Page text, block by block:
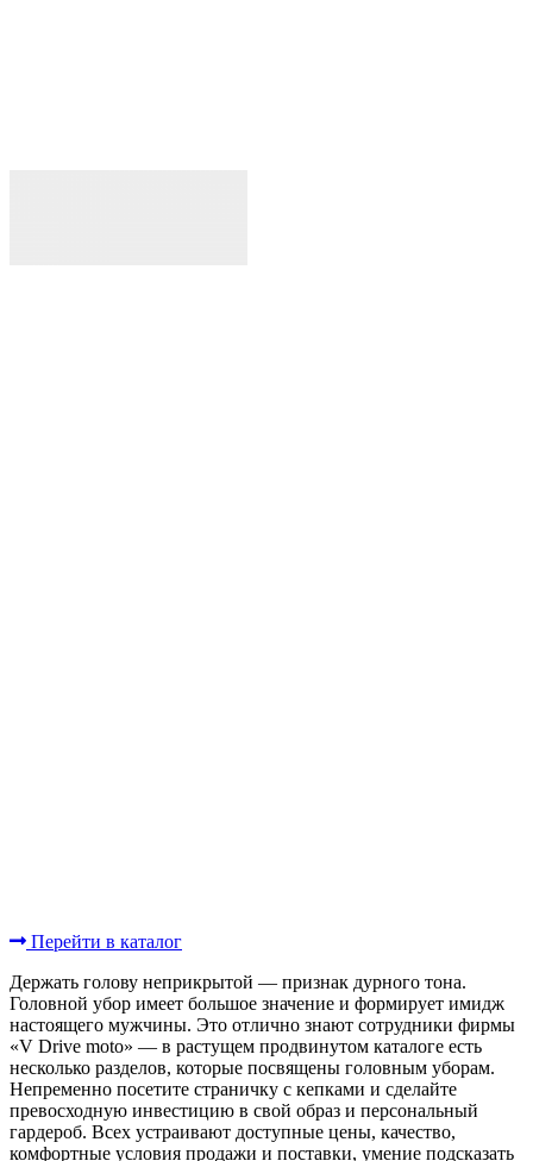
Перейти в каталог
Держать голову неприкрытой — признак дурного тона.
Головной убор имеет большое значение и формирует имидж
настоящего мужчины. Это отлично знают сотрудники фирмы
«V Drive moto» — в растущем продвинутом каталоге есть
несколько разделов, которые посвящены головным уборам.
Непременно посетите страничку с кепками и сделайте
превосходную инвестицию в свой образ и персональный
гардероб. Всех устраивают доступные цены, качество,
комфортные условия продажи и поставки, умение подсказать